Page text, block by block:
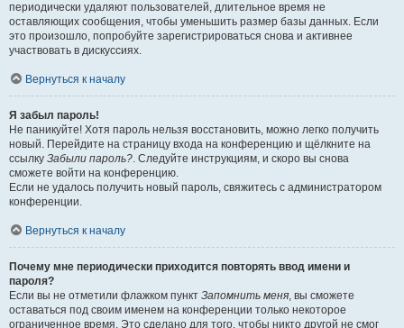
периодически удаляют пользователей, длительное время не
оставляющих сообщения, чтобы уменьшить размер базы данных. Если
это произошло, попробуйте зарегистрироваться снова и активнее
участвовать в дискуссиях.
Вернуться к началу
Я забыл пароль!
Не паникуйте! Хотя пароль нельзя восстановить, можно легко получить
новый. Перейдите на страницу входа на конференцию и щёлкните на
ссылку Забыли пароль?. Следуйте инструкциям, и скоро вы снова
сможете войти на конференцию.
Если не удалось получить новый пароль, свяжитесь с администратором
конференции.
Вернуться к началу
Почему мне периодически приходится повторять ввод имени и
пароля?
Если вы не отметили флажком пункт Запомнить меня, вы сможете
оставаться под своим именем на конференции только некоторое
ограниченное время. Это сделано для того, чтобы никто другой не смог